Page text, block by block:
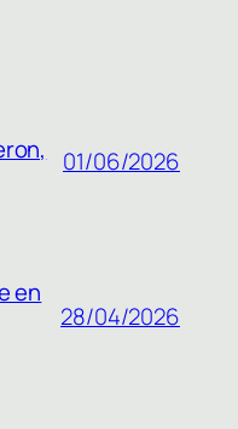
01/06/2026
en
28/04/2026